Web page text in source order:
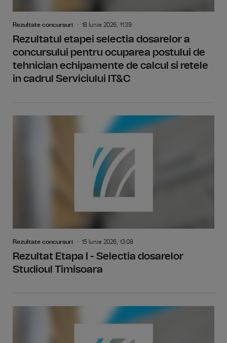
Rezultate concursuri 18 Iunie 2026, 11:39
Rezultatul etapei selectia dosarelor a
concursului pentru ocuparea postului de
tehnician echipamente de calcul si retele
in cadrul Serviciului IT&C
Rezultate concursuri 15 Iunie 2026, 13:08
Rezultat Etapa I - Selectia dosarelor
Studioul Timisoara